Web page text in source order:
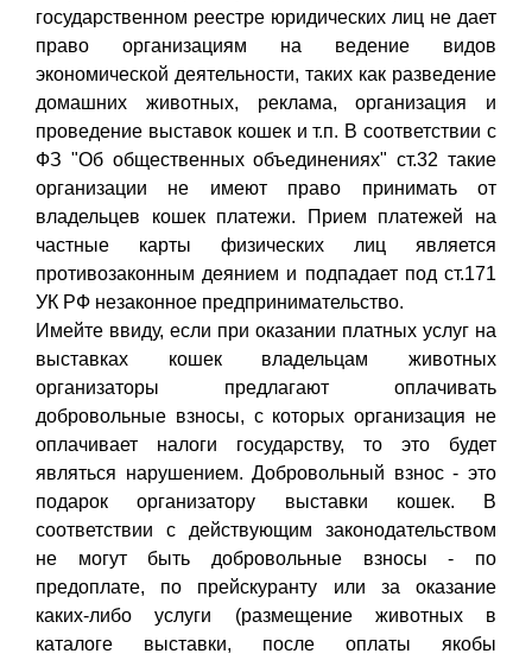
государственном реестре юридических лиц не дает
право организациям на ведение видов
экономической деятельности, таких как разведение
домашних животных, реклама, организация и
проведение выставок кошек и т.п. В соответствии с
ФЗ "Об общественных объединениях" ст.32 такие
организации не имеют право принимать от
владельцев кошек платежи. Прием платежей на
частные карты физических лиц является
противозаконным деянием и подпадает под ст.171
УК РФ незаконное предпринимательство.
Имейте ввиду, если при оказании платных услуг на
выставках кошек владельцам животных
организаторы предлагают оплачивать
добровольные взносы, с которых организация не
оплачивает налоги государству, то это будет
являться нарушением. Добровольный взнос - это
подарок организатору выставки кошек. В
соответствии с действующим законодательством
не могут быть добровольные взносы - по
предоплате, по прейскуранту или за оказание
каких-либо услуги (размещение животных в
каталоге выставки, после оплаты якобы